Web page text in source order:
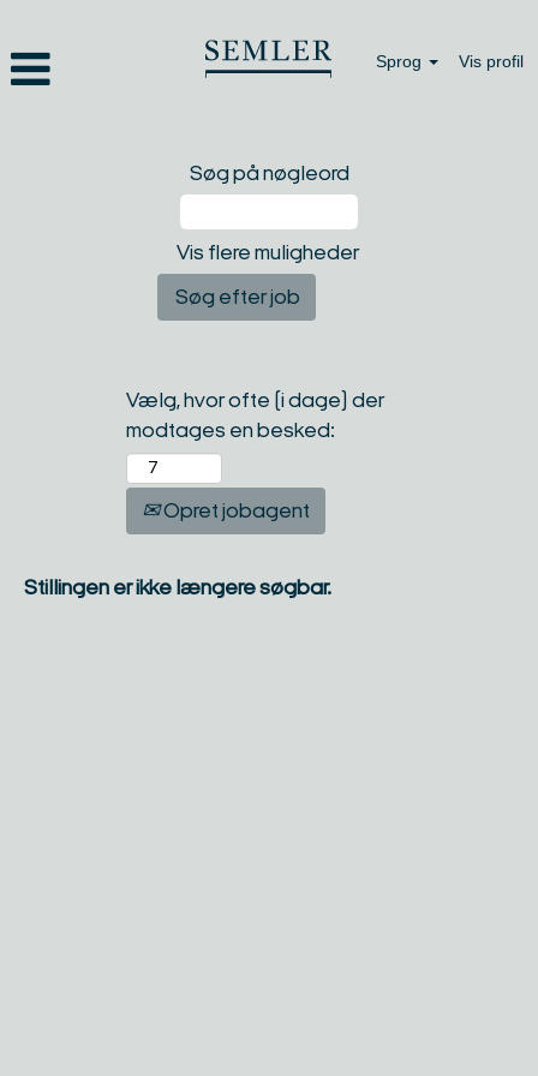
Sprog Vis profil
Søg på nøgleord
Vis flere muligheder
Vælg, hvor ofte (i dage) der
modtages en besked:
Opret jobagent
Stillingen er ikke længere søgbar.